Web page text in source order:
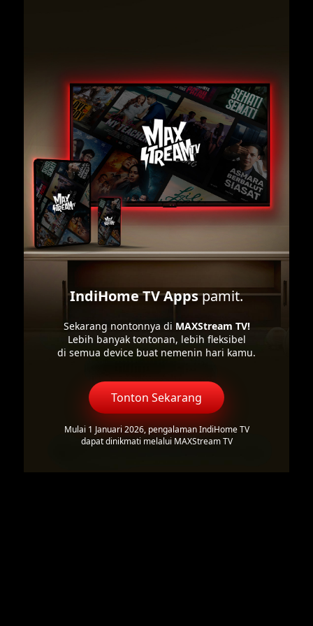
IndiHome TV Appspamit.
Sekarang nontonnya di MAXStream TV!
Lebih banyak tontonan, lebih fleksibel
di semua device buat nemenin hari kamu.
Tonton Sekarang
Mulai 1 Januari 2026, pengalaman IndiHome TV
dapat dinikmati melalui MAXStream TV